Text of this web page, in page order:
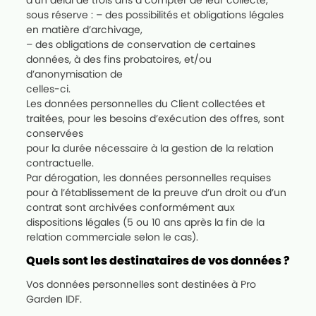
sous réserve : – des possibilités et obligations légales
en matière d’archivage,
– des obligations de conservation de certaines
données, à des fins probatoires, et/ou
d’anonymisation de
celles-ci.
Les données personnelles du Client collectées et
traitées, pour les besoins d’exécution des offres, sont
conservées
pour la durée nécessaire à la gestion de la relation
contractuelle.
Par dérogation, les données personnelles requises
pour à l’établissement de la preuve d’un droit ou d’un
contrat sont archivées conformément aux
dispositions légales (5 ou 10 ans après la fin de la
relation commerciale selon le cas).
Quels sont les destinataires de vos données ?
Vos données personnelles sont destinées à Pro
Garden IDF.